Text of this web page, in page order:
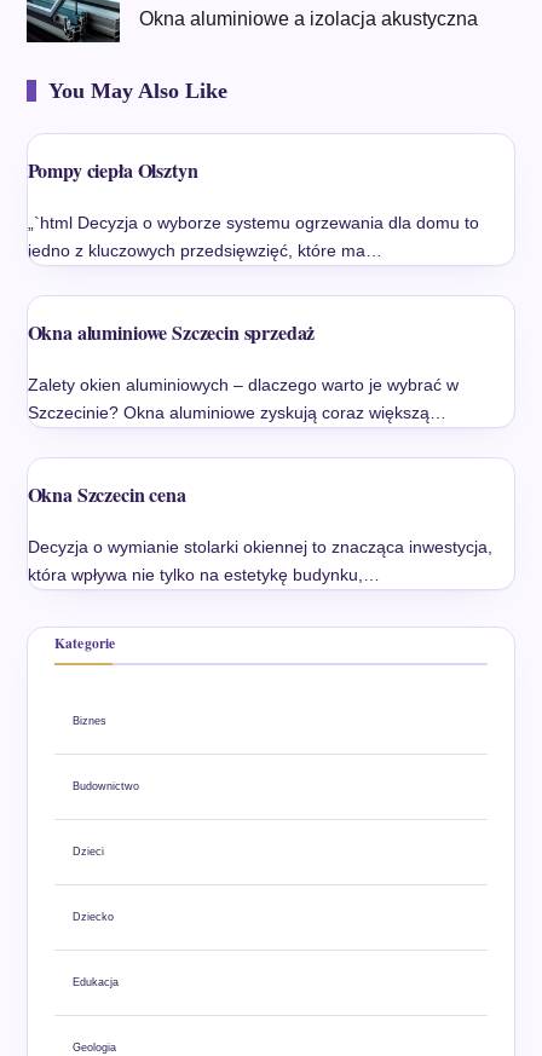
Okna aluminiowe a izolacja akustyczna
You May Also Like
Pompy ciepła Olsztyn
„`html Decyzja o wyborze systemu ogrzewania dla domu to
jedno z kluczowych przedsięwzięć, które ma…
Okna aluminiowe Szczecin sprzedaż
Zalety okien aluminiowych – dlaczego warto je wybrać w
Szczecinie? Okna aluminiowe zyskują coraz większą…
Okna Szczecin cena
Decyzja o wymianie stolarki okiennej to znacząca inwestycja,
która wpływa nie tylko na estetykę budynku,…
Kategorie
Biznes
Budownictwo
Dzieci
Dziecko
Edukacja
Geologia